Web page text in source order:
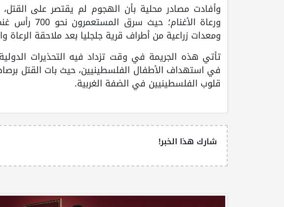
وأفادت مصادر محلية بأن الهجوم لم يقتصر على
ورعاة
ومعدات زراعية من أطراف قرية جلجليا بعد ملاحقة الرعاة
تأتي هذه الجريمة في وقت تزداد فيه التحذيرات
في استهداف الأطفال الفلسطينيين، حيث بات القتل
قلوب الفلسطينيين في الضفة الغربية.
شارك هذا الخبر!